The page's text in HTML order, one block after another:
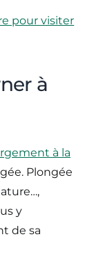
pour visiter
à
à la
Plongée
y
de sa